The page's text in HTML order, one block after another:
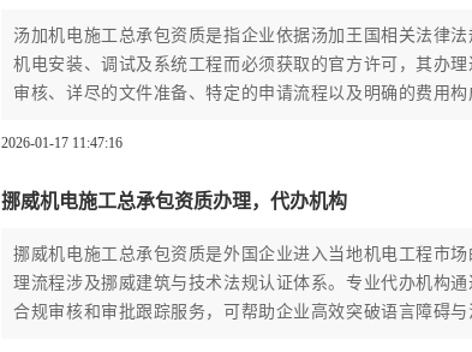
汤加机电施工总承包资质是指企业依据汤加王国相关法律
机电安装、调试及系统工程而必须获取的官方许可，其办
审核、详尽的文件准备、特定的申请流程以及明确的费用
2026-01-17 11:47:16
挪威机电施工总承包资质办理，代办机构
挪威机电施工总承包资质是外国企业进入当地机电工程市
理流程涉及挪威建筑与技术法规认证体系。专业代办机构
合规审核和审批跟踪服务，可帮助企业高效突破语言障碍